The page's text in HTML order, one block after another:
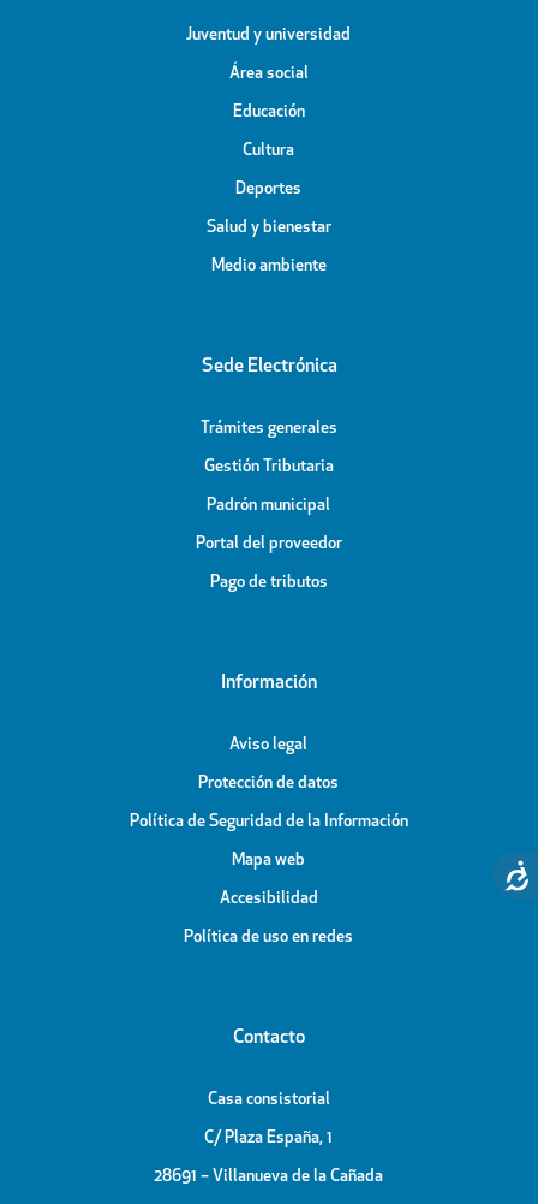
Juventud y universidad
Área social
Educación
Cultura
Deportes
Salud y bienestar
Medio ambiente
Sede Electrónica
Trámites generales
Gestión Tributaria
Padrón municipal
Portal del proveedor
Pago de tributos
Información
Aviso legal
Protección de datos
Política de Seguridad de la Información
Mapa web
Accesibilidad
Política de uso en redes
Contacto
Casa consistorial
C/ Plaza España, 1
28691 – Villanueva de la Cañada